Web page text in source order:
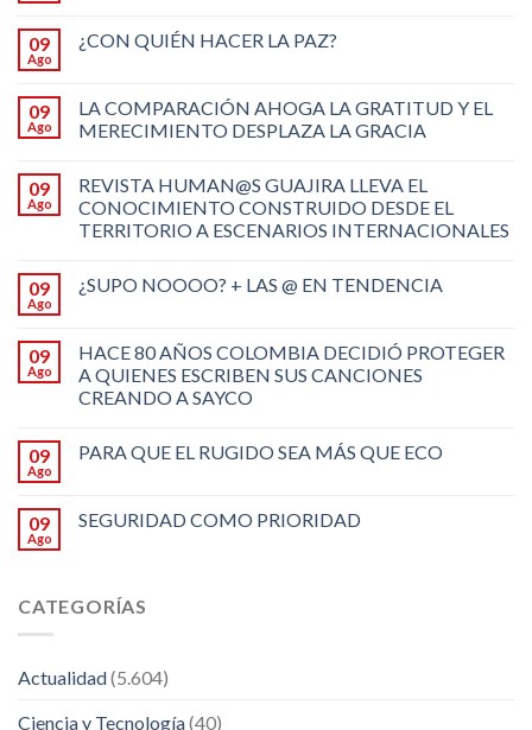
09
Ago
¿CON QUIÉN HACER LA PAZ?
09
Ago
LA COMPARACIÓN AHOGA LA GRATITUD Y EL
MERECIMIENTO DESPLAZA LA GRACIA
09
Ago
REVISTA HUMAN@S GUAJIRA LLEVA EL
CONOCIMIENTO CONSTRUIDO DESDE EL
TERRITORIO A ESCENARIOS INTERNACIONALES
09
Ago
¿SUPO NOOOO? + LAS @ EN TENDENCIA
09
Ago
HACE 80 AÑOS COLOMBIA DECIDIÓ PROTEGER
A QUIENES ESCRIBEN SUS CANCIONES
CREANDO A SAYCO
09
Ago
PARA QUE EL RUGIDO SEA MÁS QUE ECO
09
Ago
SEGURIDAD COMO PRIORIDAD
CATEGORÍAS
Actualidad(5.604)
Ciencia y Tecnología(40)